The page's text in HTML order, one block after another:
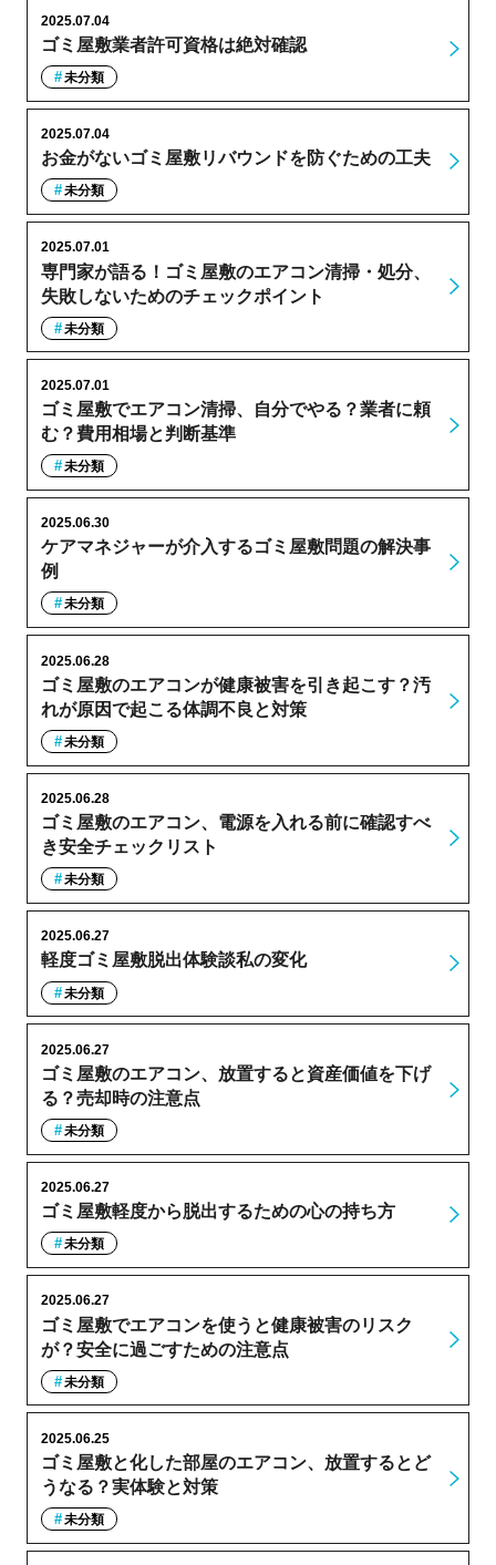
ゴミ屋敷業者許可資格は絶対確認
2025.07.04
未分類
お金がないゴミ屋敷リバウンドを防ぐための工夫
2025.07.04
未分類
専門家が語る！ゴミ屋敷のエアコン清掃・処分、
失敗しないためのチェックポイント
2025.07.01
未分類
ゴミ屋敷でエアコン清掃、自分でやる？業者に頼
む？費用相場と判断基準
2025.07.01
未分類
ケアマネジャーが介入するゴミ屋敷問題の解決事
例
2025.06.30
未分類
ゴミ屋敷のエアコンが健康被害を引き起こす？汚
れが原因で起こる体調不良と対策
2025.06.28
未分類
ゴミ屋敷のエアコン、電源を入れる前に確認すべ
き安全チェックリスト
2025.06.28
未分類
軽度ゴミ屋敷脱出体験談私の変化
2025.06.27
未分類
ゴミ屋敷のエアコン、放置すると資産価値を下げ
る？売却時の注意点
2025.06.27
未分類
ゴミ屋敷軽度から脱出するための心の持ち方
2025.06.27
未分類
ゴミ屋敷でエアコンを使うと健康被害のリスク
が？安全に過ごすための注意点
2025.06.27
未分類
ゴミ屋敷と化した部屋のエアコン、放置するとど
うなる？実体験と対策
2025.06.25
未分類